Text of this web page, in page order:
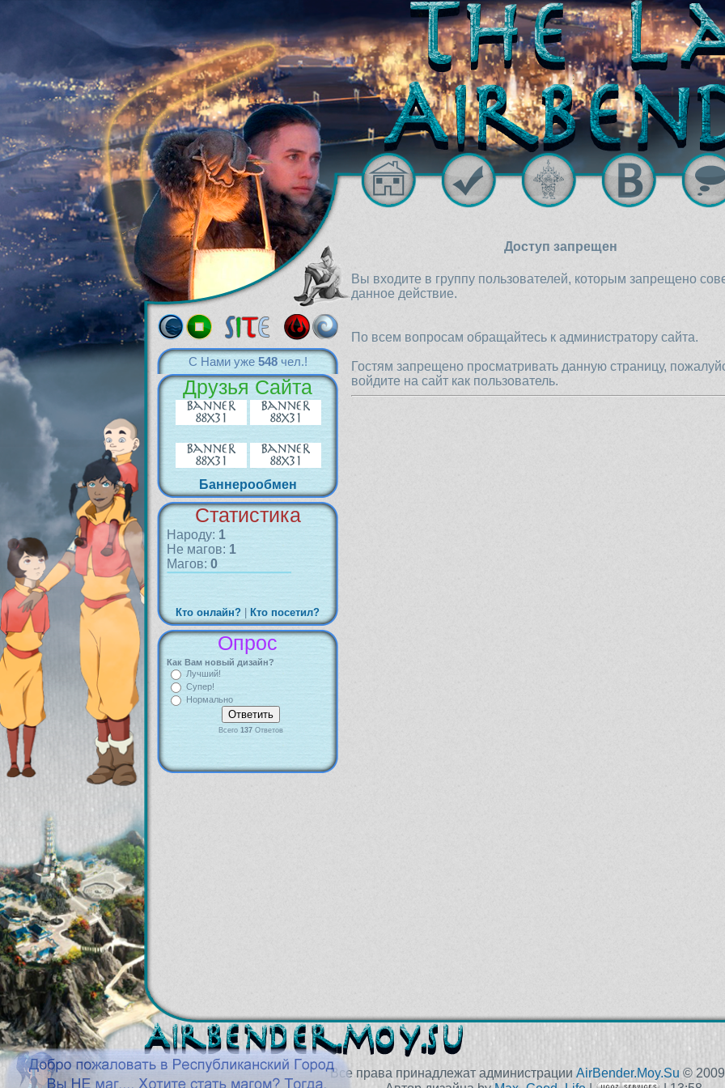
С Нами уже 548чел.!
Друзья Сайта
Баннерообмен
Статистика
Народу: 1
Не магов: 1
Магов: 0
Кто онлайн? Кто посетил?
Опрос
Как Вам новый дизайн?
Лучший!
Супер!
Нормально
Всего 137Ответов
Доступ запрещен
Вы входите в группу пользователей, которым запрещено
данное действие.
По всем вопросам обращайтесь к администратору сайта.
Гостям запрещено просматривать данную страницу,
войдите на сайт как пользователь.
Все права принадлежат администрации AirBender.Moy.Su ©